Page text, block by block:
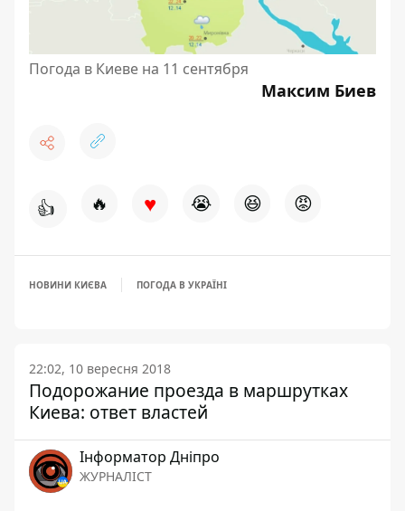
Погода в Киеве на 11 сентября
Максим Биев
👍 🔥 ♥ 😭 😆 😡
НОВИНИ КИЄВА ПОГОДА В УКРАЇНІ
22:02, 10 вересня 2018
Подорожание проезда в маршрутках
Киева: ответ властей
Інформатор Дніпро
ЖУРНАЛІСТ